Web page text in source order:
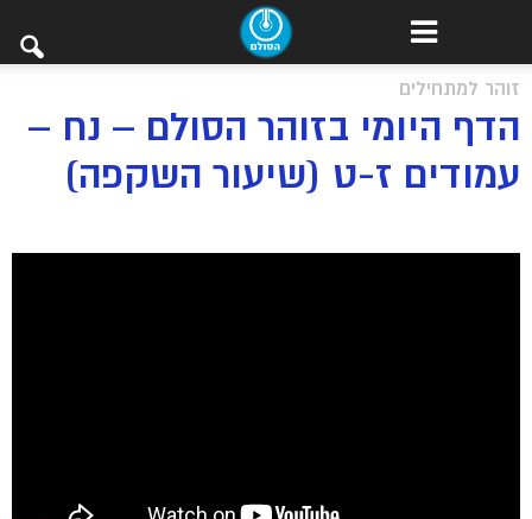
זוהר למתחילים
הדף היומי בזוהר הסולם – נח –
עמודים ז-ט (שיעור השקפה)